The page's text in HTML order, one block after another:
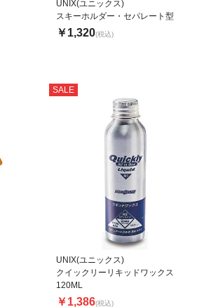
UNIX(ユニックス)
スキーホルダー・セパレート型
￥1,320(税込)
SALE
UNIX(ユニックス)
クイックリーリキッドワックス
120ML
￥1,386(税込)